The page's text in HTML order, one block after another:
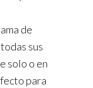
de
sus
solo o en
para